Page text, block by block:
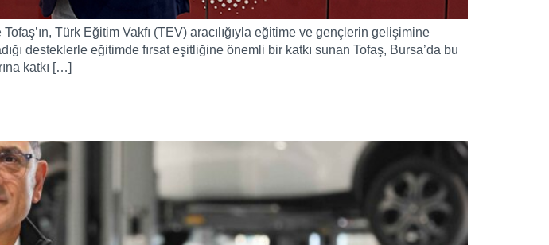
Türk Eğitim Vakfı (TEV) aracılığıyla eğitime ve gençlerin gelişimine
desteklerle eğitimde fırsat eşitliğine önemli bir katkı sunan Tofaş, Bursa’da bu
katkı […]